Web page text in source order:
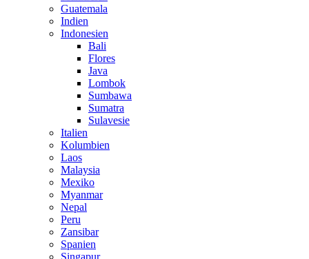
Guatemala
Indien
Indonesien
Bali
Flores
Java
Lombok
Sumbawa
Sumatra
Sulavesie
Italien
Kolumbien
Laos
Malaysia
Mexiko
Myanmar
Nepal
Peru
Zansibar
Spanien
Singapur